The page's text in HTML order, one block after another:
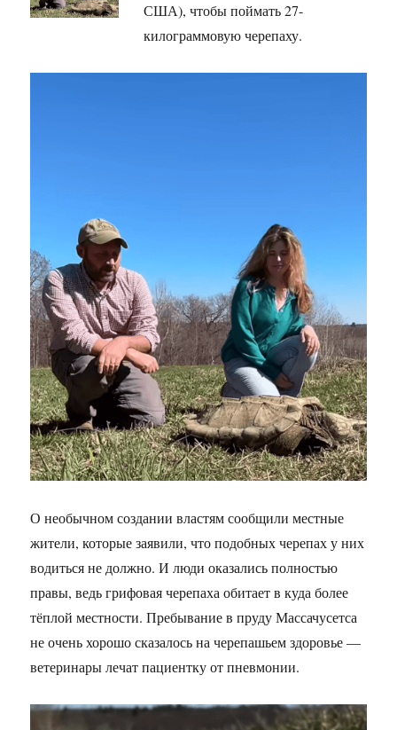
США), чтобы поймать 27-
килограммовую черепаху.
О необычном создании властям сообщили местные
жители, которые заявили, что подобных черепах у них
водиться не должно. И люди оказались полностью
правы, ведь грифовая черепаха обитает в куда более
тёплой местности. Пребывание в пруду Массачусетса
не очень хорошо сказалось на черепашьем здоровье —
ветеринары лечат пациентку от пневмонии.